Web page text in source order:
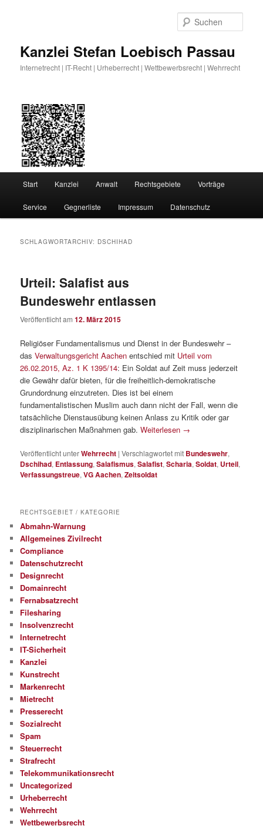
Kanzlei Stefan Loebisch Passau
Internetrecht | IT-Recht | Urheberrecht | Wettbewerbsrecht | Wehrrecht
Start Kanzlei Anwalt Rechtsgebiete Vorträge
Service Gegnerliste Impressum Datenschutz
SCHLAGWORTARCHIV: DSCHIHAD
Urteil: Salafist aus
Bundeswehr entlassen
Veröffentlicht am12. März 2015
Religiöser Fundamentalismus und Dienst in der Bundeswehr –
dasVerwaltungsgericht Aachen entschied mit Urteil vom
26.02.2015, Az. 1 K 1395/14: Ein Soldat auf Zeit muss jederzeit
die Gewähr dafür bieten, für die freiheitlich-demokratische
Grundordnung einzutreten. Dies ist bei einem
fundamentalistischen Muslim auch dann nicht der Fall, wenn die
tatsächliche Dienstausübung keinen Anlass zu Kritik oder gar
disziplinarischen Maßnahmen gab.Weiterlesen →
Veröffentlicht unterWehrrecht |Verschlagwortet mit Bundeswehr,
Dschihad, Entlassung,Salafismus,Salafist,Scharia,Soldat, Urteil,
Verfassungstreue,VG Aachen,Zeitsoldat
RECHTSGEBIET / KATEGORIE
Abmahn-Warnung
Allgemeines Zivilrecht
Compliance
Datenschutzrecht
Designrecht
Domainrecht
Fernabsatzrecht
Filesharing
Insolvenzrecht
Internetrecht
IT-Sicherheit
Kanzlei
Kunstrecht
Markenrecht
Mietrecht
Presserecht
Sozialrecht
Spam
Steuerrecht
Strafrecht
Telekommunikationsrecht
Uncategorized
Urheberrecht
Wehrrecht
Wettbewerbsrecht